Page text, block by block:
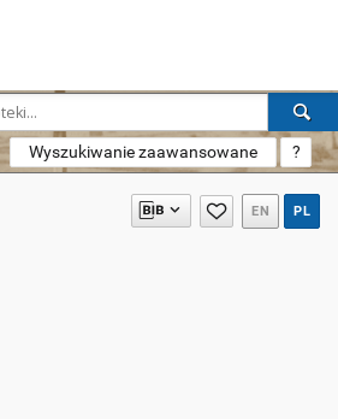
Wyszukiwanie zaawansowane ?
EN PL